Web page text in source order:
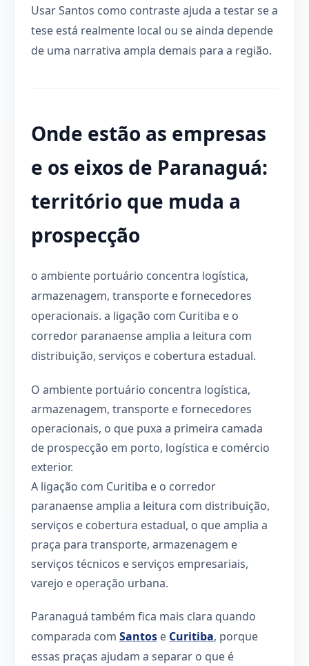
Usar Santos como contraste ajuda a testar se a
tese está realmente local ou se ainda depende
de uma narrativa ampla demais para a região.
Onde estão as empresas
e os eixos de Paranaguá:
território que muda a
prospecção
o ambiente portuário concentra logística,
armazenagem, transporte e fornecedores
operacionais. a ligação com Curitiba e o
corredor paranaense amplia a leitura com
distribuição, serviços e cobertura estadual.
O ambiente portuário concentra logística,
armazenagem, transporte e fornecedores
operacionais, o que puxa a primeira camada
de prospecção em porto, logística e comércio
exterior.
A ligação com Curitiba e o corredor
paranaense amplia a leitura com distribuição,
serviços e cobertura estadual, o que amplia a
praça para transporte, armazenagem e
serviços técnicos e serviços empresariais,
varejo e operação urbana.
Paranaguá também fica mais clara quando
comparada com Santos e Curitiba, porque
essas praças ajudam a separar o que é